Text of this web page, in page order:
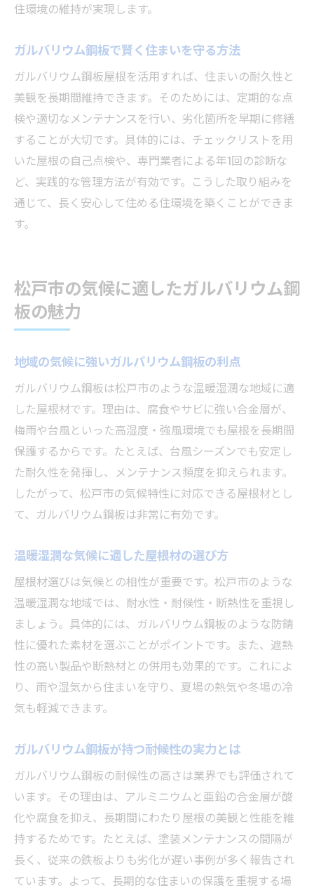
住環境の維持が実現します。
ガルバリウム鋼板で賢く住まいを守る方法
ガルバリウム鋼板屋根を活用すれば、住まいの耐久性と
美観を長期間維持できます。そのためには、定期的な点
検や適切なメンテナンスを行い、劣化箇所を早期に修繕
することが大切です。具体的には、チェックリストを用
いた屋根の自己点検や、専門業者による年1回の診断な
ど、実践的な管理方法が有効です。こうした取り組みを
通じて、長く安心して住める住環境を築くことができま
す。
松戸市の気候に適したガルバリウム鋼
板の魅力
地域の気候に強いガルバリウム鋼板の利点
ガルバリウム鋼板は松戸市のような温暖湿潤な地域に適
した屋根材です。理由は、腐食やサビに強い合金層が、
梅雨や台風といった高湿度・強風環境でも屋根を長期間
保護するからです。たとえば、台風シーズンでも安定し
た耐久性を発揮し、メンテナンス頻度を抑えられます。
したがって、松戸市の気候特性に対応できる屋根材とし
て、ガルバリウム鋼板は非常に有効です。
温暖湿潤な気候に適した屋根材の選び方
屋根材選びは気候との相性が重要です。松戸市のような
温暖湿潤な地域では、耐水性・耐候性・断熱性を重視し
ましょう。具体的には、ガルバリウム鋼板のような防錆
性に優れた素材を選ぶことがポイントです。また、遮熱
性の高い製品や断熱材との併用も効果的です。これによ
り、雨や湿気から住まいを守り、夏場の熱気や冬場の冷
気も軽減できます。
ガルバリウム鋼板が持つ耐候性の実力とは
ガルバリウム鋼板の耐候性の高さは業界でも評価されて
います。その理由は、アルミニウムと亜鉛の合金層が酸
化や腐食を抑え、長期間にわたり屋根の美観と性能を維
持するためです。たとえば、塗装メンテナンスの間隔が
長く、従来の鉄板よりも劣化が遅い事例が多く報告され
ています。よって、長期的な住まいの保護を重視する場